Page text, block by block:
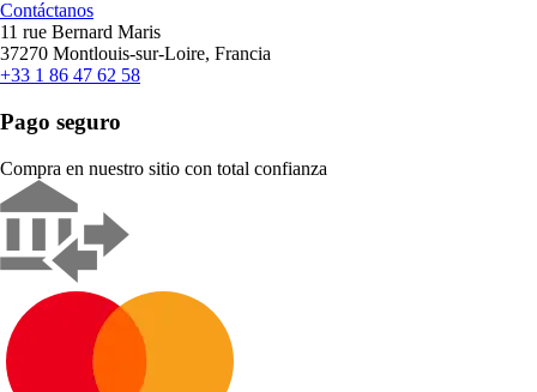
Contáctanos
11 rue Bernard Maris
37270 Montlouis-sur-Loire, Francia
+33 1 86 47 62 58
Pago seguro
Compra en nuestro sitio con total confianza